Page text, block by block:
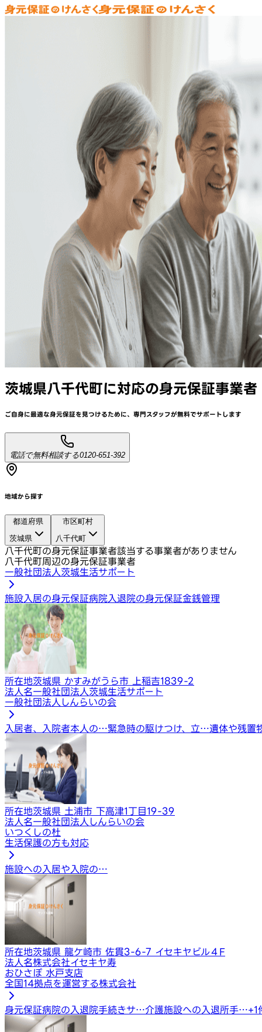
茨城県八千代町に対応の身元保証事業者
ご自身に最適な身元保証を見つけるために、 専門スタッフが無料でサポートします
電話で無料相談する0120-651-392
地域から探す
都道府県
茨城県
市区町村
八千代町
八千代町の身元保証事業者該当する事業者がありません
八千代町周辺の身元保証事業者
一般社団法人茨城生活サポート
施設入居の身元保証病院入退院の身元保証金銭管理
所在地茨城県 かすみがうら市 上稲吉1839-2
法人名一般社団法人茨城生活サポート
一般社団法人しんらいの会
入居者、入院者本人の…緊急時の駆けつけ、立…遺体や残置
所在地茨城県 土浦市 下高津1丁目19-39
法人名一般社団法人しんらいの会
いつくしの杜
生活保護の方も対応
施設への入居や入院の…
所在地茨城県 龍ケ崎市 佐貫3-6-7 イセキヤビル４F
法人名株式会社イセキヤ寿
おひさぽ 水戸支店
全国14拠点を運営する株式会社
身元保証病院の入退院手続きサ…介護施設への入退所手…+1